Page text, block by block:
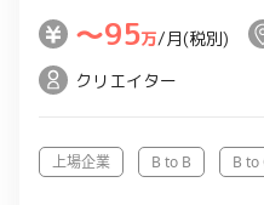
〜95万/月(税別)
クリエイター
上場企業 B to B B to